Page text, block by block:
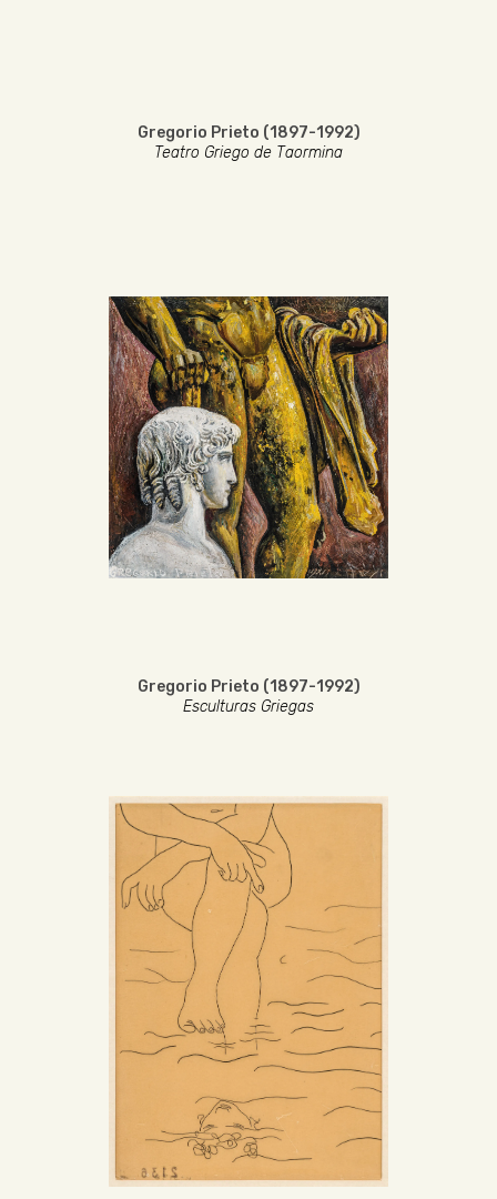
Gregorio Prieto (1897-1992)
Teatro Griego de Taormina
Gregorio Prieto (1897-1992)
Esculturas Griegas